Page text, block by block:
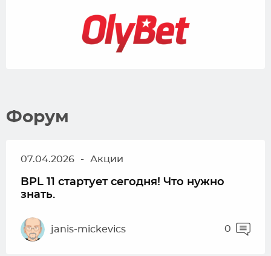
Форум
07.04.2026 - Акции
BPL 11 стартует сегодня! Что нужно
знать.
janis-mickevics 0